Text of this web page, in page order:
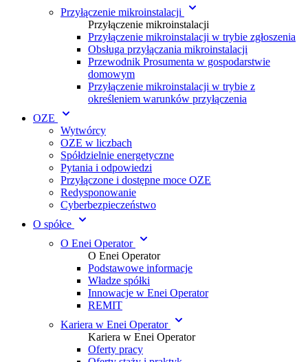
Przyłączenie mikroinstalacji
Przyłączenie mikroinstalacji
Przyłączenie mikroinstalacji w trybie zgłoszenia
Obsługa przyłączania mikroinstalacji
Przewodnik Prosumenta w gospodarstwie
domowym
Przyłączenie mikroinstalacji w trybie z
określeniem warunków przyłączenia
OZE
Wytwórcy
OZE w liczbach
Spółdzielnie energetyczne
Pytania i odpowiedzi
Przyłączone i dostępne moce OZE
Redysponowanie
Cyberbezpieczeństwo
O spółce
O Enei Operator
O Enei Operator
Podstawowe informacje
Władze spółki
Innowacje w Enei Operator
REMIT
Kariera w Enei Operator
Kariera w Enei Operator
Oferty pracy